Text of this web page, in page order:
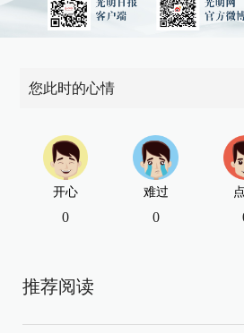
您此时的心情
开心
0
难过
0
推荐阅读